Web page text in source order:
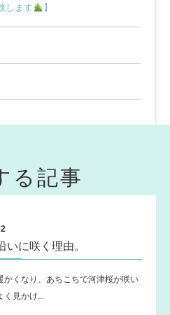
します 】
る記事
いに咲く理由。
かくなり、あちこちで河津桜が咲い
く見かけ...